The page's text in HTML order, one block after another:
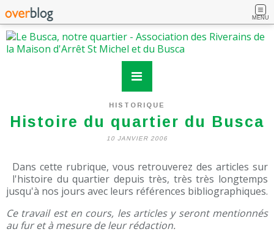
MENU
HISTORIQUE
Histoire du quartier du Busca
10 JANVIER 2006
Dans cette rubrique, vous retrouverez des articles sur
l'histoire du quartier depuis très, très très longtemps
jusqu'à nos jours avec leurs références bibliographiques.
Ce travail est en cours, les articles y seront mentionnés
au fur et à mesure de leur rédaction.